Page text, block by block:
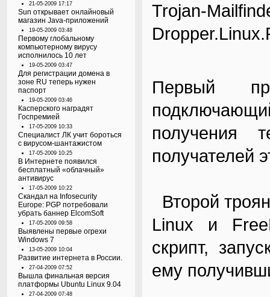
21-05-2009 17:17
Sun открывает онлайновый
магазин Java-приложений
19-05-2009 03:48
Первому глобальному
компьютерному вирусу
исполнилось 10 лет
19-05-2009 03:47
Для регистрации домена в
зоне RU теперь нужен
паспорт
19-05-2009 03:46
Касперского наградят
Госпремией
17-05-2009 10:33
Специалист ЛК учит бороться
с вирусом-шантажистом
17-05-2009 10:25
В Интернете появился
бесплатный «облачный»
антивирус
17-05-2009 10:22
Скандал на Infosecurity
Europe: PGP потребовали
убрать баннер ElcomSoft
17-05-2009 09:58
Выявлены первые огрехи
Windows 7
13-05-2009 10:04
Развитие интернета в России.
27-04-2009 07:52
Вышла финальная версия
платформы Ubuntu Linux 9.04
27-04-2009 07:48
Trojan-
Первый
получения
получателей
Второй
Linux и
скрипт,
ему